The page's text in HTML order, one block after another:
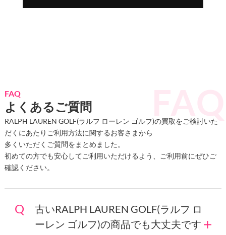
FAQ
よくあるご質問
RALPH LAUREN GOLF(ラルフ ローレン ゴルフ)の買取をご検討いた
だくにあたりご利用方法に関するお客さまから
多くいただくご質問をまとめました。
初めての方でも安心してご利用いただけるよう、ご利用前にぜひご
確認ください。
古いRALPH LAUREN GOLF(ラルフ ロ
ーレン ゴルフ)の商品でも大丈夫です